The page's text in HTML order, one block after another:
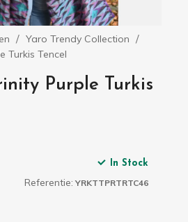
Yaro Trendy Collection
Turkis Tencel
Purple Turkis
In Stock
Referentie: YRKTTPRTRTC46